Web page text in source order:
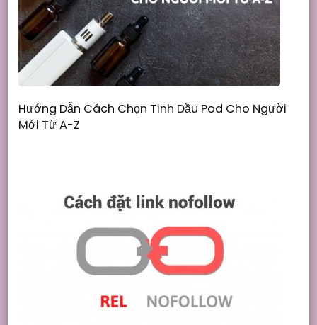
Hướng Dẫn Cách Chọn Tinh Dầu Pod Cho Người
Mới Từ A-Z